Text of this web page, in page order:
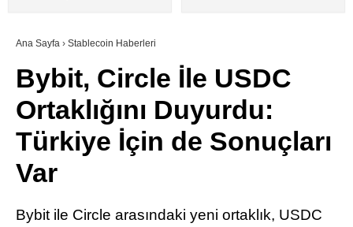
Youtube
TikTok
Pinterest
SÖZLÜK
Ana Sayfa › Stablecoin Haberleri
Bybit, Circle İle USDC
Ortaklığını Duyurdu:
Türkiye İçin de Sonuçları
Var
Bybit ile Circle arasındaki yeni ortaklık, USDC